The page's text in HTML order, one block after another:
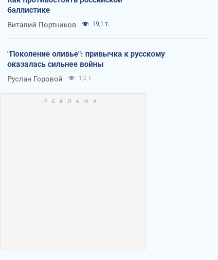
баллистике
Виталий Портников 19,1 т.
"Поколение оливье": привычка к русскому
оказалась сильнее войны
Руслан Горовой 1,0 т.